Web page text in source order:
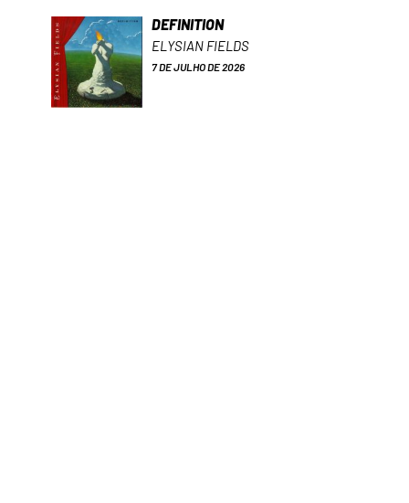
DEFINITION
ELYSIAN FIELDS
7 DE JULHO DE 2026